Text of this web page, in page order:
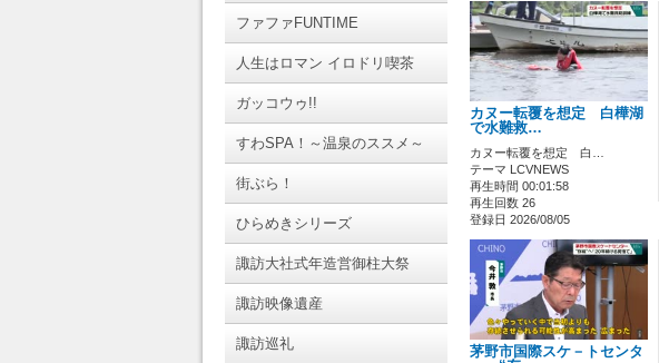
ファファFUNTIME
人生はロマン イロドリ喫茶
ガッコウゥ!!
すわSPA！～温泉のススメ～
街ぶら！
ひらめきシリーズ
諏訪大社式年造営御柱大祭
諏訪映像遺産
諏訪巡礼
カヌー転覆を想定 白樺湖
で水難救…
カヌー転覆を想定 白…
テーマ LCVNEWS
再生時間 00:01:58
再生回数 26
登録日 2026/08/05
茅野市国際スケ－トセンタ